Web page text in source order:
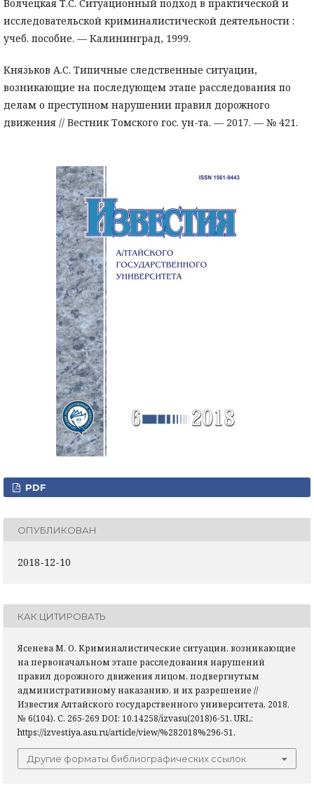
Волчецкая Т.С. Ситуационный подход в практической и
исследовательской криминалистической деятельности :
учеб. пособие. — Калининград, 1999.
Князьков А.С. Типичные следственные ситуации,
возникающие на последующем этапе расследования по
делам о преступном нарушении правил дорожного
движения // Вестник Томского гос. ун-та. — 2017. — № 421.
PDF
ОПУБЛИКОВАН
2018-12-10
КАК ЦИТИРОВАТЬ
Ясенева М. О. Криминалистические ситуации, возникающие
на первоначальном этапе расследования нарушений
правил дорожного движения лицом, подвергнутым
административному наказанию, и их разрешение //
Известия Алтайского государственного университета, 2018,
№ 6(104). С. 265-269 DOI: 10.14258/izvasu(2018)6-51. URL:
https://izvestiya.asu.ru/article/view/%282018%296-51.
Другие форматы библиографических ссылок